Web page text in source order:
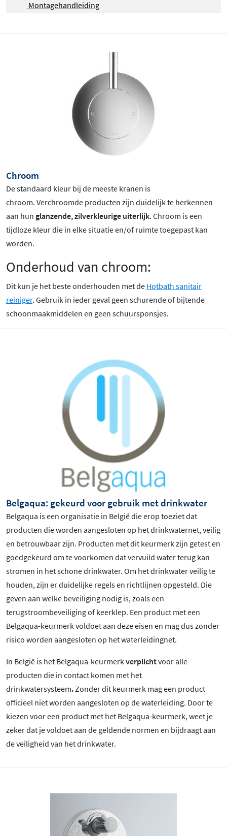
Montagehandleiding
Chroom
De standaard kleur bij de meeste kranen is
chroom. Verchroomde producten zijn duidelijk te herkennen
aan hun glanzende, zilverkleurige uiterlijk. Chroom is een
tijdloze kleur die in elke situatie en/of ruimte toegepast kan
worden.
Onderhoud van chroom:
Dit kun je het beste onderhouden met de Hotbath sanitair
reiniger. Gebruik in ieder geval geen schurende of bijtende
schoonmaakmiddelen en geen schuursponsjes.
Belgaqua: gekeurd voor gebruik met drinkwater
Belgaqua is een organisatie in België die erop toeziet dat
producten die worden aangesloten op het drinkwaternet, veilig
en betrouwbaar zijn. Producten met dit keurmerk zijn getest en
goedgekeurd om te voorkomen dat vervuild water terug kan
stromen in het schone drinkwater. Om het drinkwater veilig te
houden, zijn er duidelijke regels en richtlijnen opgesteld. Die
geven aan welke beveiliging nodig is, zoals een
terugstroombeveiliging of keerklep. Een product met een
Belgaqua-keurmerk voldoet aan deze eisen en mag dus zonder
risico worden aangesloten op het waterleidingnet.
In België is het Belgaqua-keurmerkverplichtvoor alle
producten die in contact komen met het
drinkwatersysteem. Zonder dit keurmerk mag een product
officieel niet worden aangesloten op de waterleiding. Door te
kiezen voor een product met het Belgaqua-keurmerk, weet je
zeker dat je voldoet aan de geldende normen en bijdraagt aan
de veiligheid van het drinkwater.